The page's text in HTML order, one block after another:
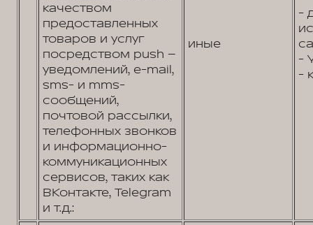
качеством
предоставленных
товаров и услуг
посредством push –
уведомлений, e-mail,
sms- и mms-
сообщений,
почтовой рассылки,
телефонных звонков
и информационно-
коммуникационных
сервисов, таких как
ВКонтакте, Telegram
и т.д.:
иные
-
-
-